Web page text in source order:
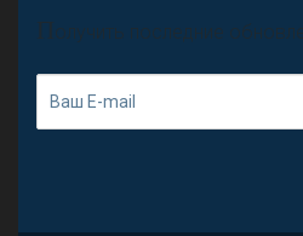
П олучить последние